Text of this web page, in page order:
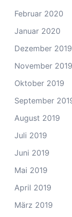
Februar 2020
Januar 2020
Dezember 2019
November 2019
Oktober 2019
September
August 2019
Juli 2019
Juni 2019
Mai 2019
April 2019
März 2019